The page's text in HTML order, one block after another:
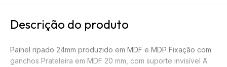
Descrição do produto
Painel ripado 24mm produzido em MDF e MDP Fixação com
ganchos Prateleira em MDF 20 mm, com suporte invisível A